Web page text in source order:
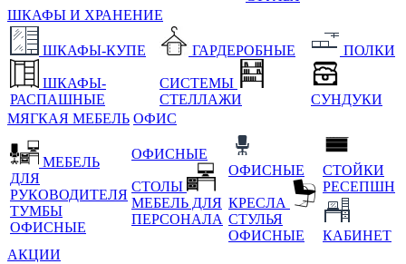
ШКАФЫ И ХРАНЕНИЕ
ШКАФЫ-КУПЕ
ШКАФЫ-
РАСПАШНЫЕ
ГАРДЕРОБНЫЕ
СИСТЕМЫ
СТЕЛЛАЖИ
ПОЛКИ
СУНДУКИ
МЯГКАЯ МЕБЕЛЬ ОФИС
МЕБЕЛЬ
ДЛЯ
РУКОВОДИТЕЛЯ
ТУМБЫ
ОФИСНЫЕ
ОФИСНЫЕ
СТОЛЫ
МЕБЕЛЬ ДЛЯ
ПЕРСОНАЛА
ОФИСНЫЕ
КРЕСЛА
СТУЛЬЯ
ОФИСНЫЕ
СТОЙКИ
РЕСЕПШН
КАБИНЕТ
АКЦИИ